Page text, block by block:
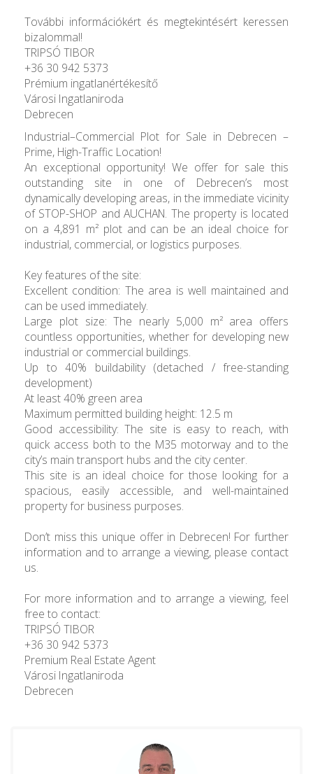
További információkért és megtekintésért keressen
bizalommal!
TRIPSÓ TIBOR
+36 30 942 5373
Prémium ingatlanértékesítő
Városi Ingatlaniroda
Debrecen
Industrial–Commercial Plot for Sale in Debrecen –
Prime, High-Traffic Location!
An exceptional opportunity! We offer for sale this
outstanding site in one of Debrecen’s most
dynamically developing areas, in the immediate vicinity
of STOP-SHOP and AUCHAN. The property is located
on a 4,891 m² plot and can be an ideal choice for
industrial, commercial, or logistics purposes.
Key features of the site:
Excellent condition: The area is well maintained and
can be used immediately.
Large plot size: The nearly 5,000 m² area offers
countless opportunities, whether for developing new
industrial or commercial buildings.
Up to 40% buildability (detached / free-standing
development)
At least 40% green area
Maximum permitted building height: 12.5 m
Good accessibility: The site is easy to reach, with
quick access both to the M35 motorway and to the
city’s main transport hubs and the city center.
This site is an ideal choice for those looking for a
spacious, easily accessible, and well-maintained
property for business purposes.
Don’t miss this unique offer in Debrecen! For further
information and to arrange a viewing, please contact
us.
For more information and to arrange a viewing, feel
free to contact:
TRIPSÓ TIBOR
+36 30 942 5373
Premium Real Estate Agent
Városi Ingatlaniroda
Debrecen